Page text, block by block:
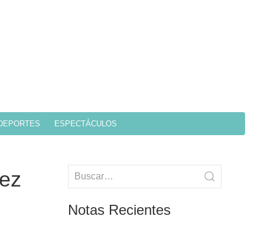
ESPECTÁCULOS
Notas Recientes